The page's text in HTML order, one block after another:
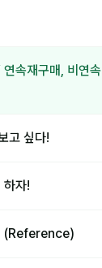
속재구매, 비연속
고 싶다!
하자!
(Reference)